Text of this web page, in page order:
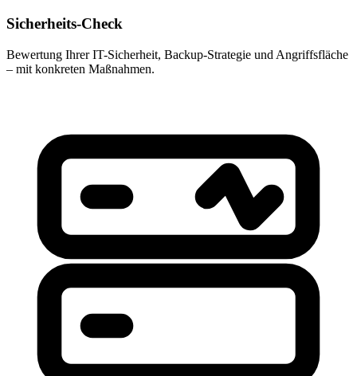
Sicherheits-Check
Bewertung Ihrer IT-Sicherheit, Backup-Strategie und Angriffsfläche
– mit konkreten Maßnahmen.